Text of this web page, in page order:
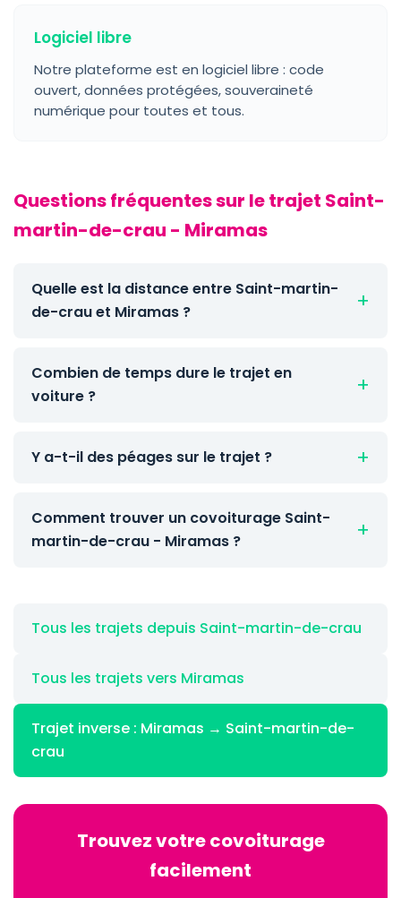
Logiciel libre
Notre plateforme est en logiciel libre : code
ouvert, données protégées, souveraineté
numérique pour toutes et tous.
Questions fréquentes sur le trajet Saint-
martin-de-crau - Miramas
Quelle est la distance entre Saint-martin-
de-crau et Miramas ?
Combien de temps dure le trajet en
voiture ?
Y a-t-il des péages sur le trajet ?
Comment trouver un covoiturage Saint-
martin-de-crau - Miramas ?
Tous les trajets depuis Saint-martin-de-crau
Tous les trajets vers Miramas
Trajet inverse : Miramas → Saint-martin-de-
crau
Trouvez votre covoiturage
facilement